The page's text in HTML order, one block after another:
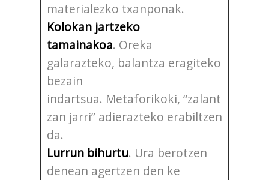
materialezko txanponak.
Kolokan jartzeko
tamainakoa. Oreka
galarazteko, balantza eragiteko
bezain
indartsua. Metaforikoki, “zalant
zan jarri” adierazteko erabiltzen
da.
Lurrun bihurtu. Ura berotzen
denean agertzen den ke